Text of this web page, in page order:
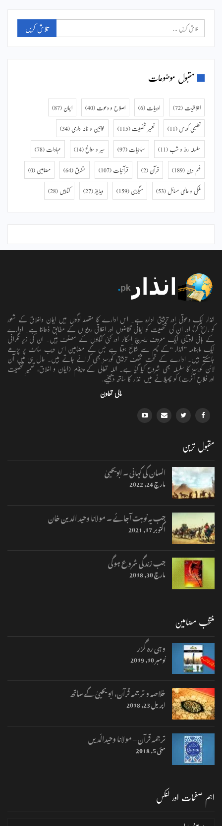
مقبول موضوعات
اخلاقیات (72) ادبیات (6) اصلاح و دعوت (40) ایمان (87)
تعلیمی کورس (11) تعمیر شخصیت (115) خواتین و خانہ داری (34)
سلسلہ روز و شب (11) سماجیات (97) سیر و سوانح (14) عبادات (78)
فہم دین (189) قرآن (2) قرآنیات (107) متفرق (64) مضامین (0)
ملکی و عالمی مسائل (53) میگزین (159) ویڈیوز (27) کتابیں (28)
انذار ایک دعوتی اور تربیتی ادارہ ہے۔ اس ادارے کا مقصد لوگوں میں ایمان واخلاق کے شعور
کو راسخ کرنا اور ان کی شخصیت کو ایمانی تقاضوں اور اخلاقی رویو ں کے مطابق ڈھالنا ہے۔ ادارے
کے بانی ابویحییٰ ایک معروف ریسرچ اسکالر اور کئی کتابوں کے مصنف ہیں۔ ان کی زیر نگرانی
ایک ماہنامہ ’’انذار ‘‘کے نام سے شائع ہوتا ہے جس کے مضامین اس ویب سائٹ پر پڑھے
جاسکتے ہیں۔ ادارے کے تحت مختلف تربیتی کورسز بھی کرائے جاتے ہیں۔ حال ہی میں آن
لائن کورسز کا سلسلہ بھی شروع کیا گیا ہے۔ اللہ تعالٰی کے پیغام (ایمان و اخلاق، تعمیرِ شخصیت
اور فلاحِ آخرت) کو پھیلانے میں انذار کا ساتھ دیجئیے.
مالی تعاون
مقبول ترین
انسان کی کہانی ۔ ابویحییٰ
مارچ 24, 2022
جب یہ نوبت آجائے ۔ مولانا وحید الدین خان
اکتوبر 17, 2021
جب زندگی شروع ہوگی
مارچ 30, 2018
منتخب مضامین
وہی رہ گزر
نومبر 10, 2019
خلاصہ و ترجمہ قرآن، ابو یحییٰ کے ساتھ
اپریل 23, 2018
ترجمہ قرآن – مولانا وحیدالّدیں
مئی 5, 2018
اہم صفحات اور لنکس